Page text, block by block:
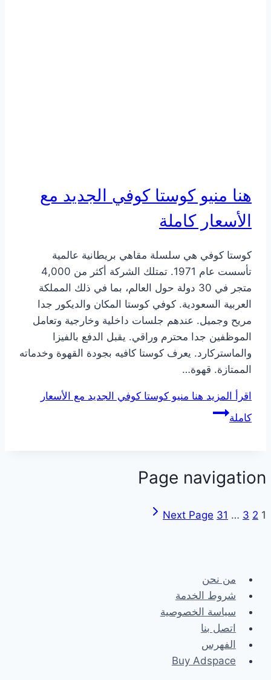
هنا منيو كوستا كوفي الجديد مع
الأسعار كاملة
كوستا كوفي هي سلسلة مقاهي بريطانية عالمية
تأسست عام 1971. تمتلك الشركة أكثر من 4,000
متجر في 30 دولة حول العالم، بما في ذلك المملكة
العربية السعودية. كوفي كوستا المكان والديكور جدا
مريح وجميل. عندهم جلسات داخلية وخارجية وتعامل
الموظفين جدا محترم وراقي. يقبل الدفع بالفيزا
والماستركارد. يعرف كوستا كافيه بجودة القهوة وخدماته
الممتازة. قهوة…
اقرأ المزيد هنا منيو كوستا كوفي الجديد مع الأسعار
كاملة
Page navigation
1
2
3
…
31
Next Page
من نحن
شروط الخدمة
سياسة الخصوصية
اتصل بنا
الفهرس
Buy Adspace